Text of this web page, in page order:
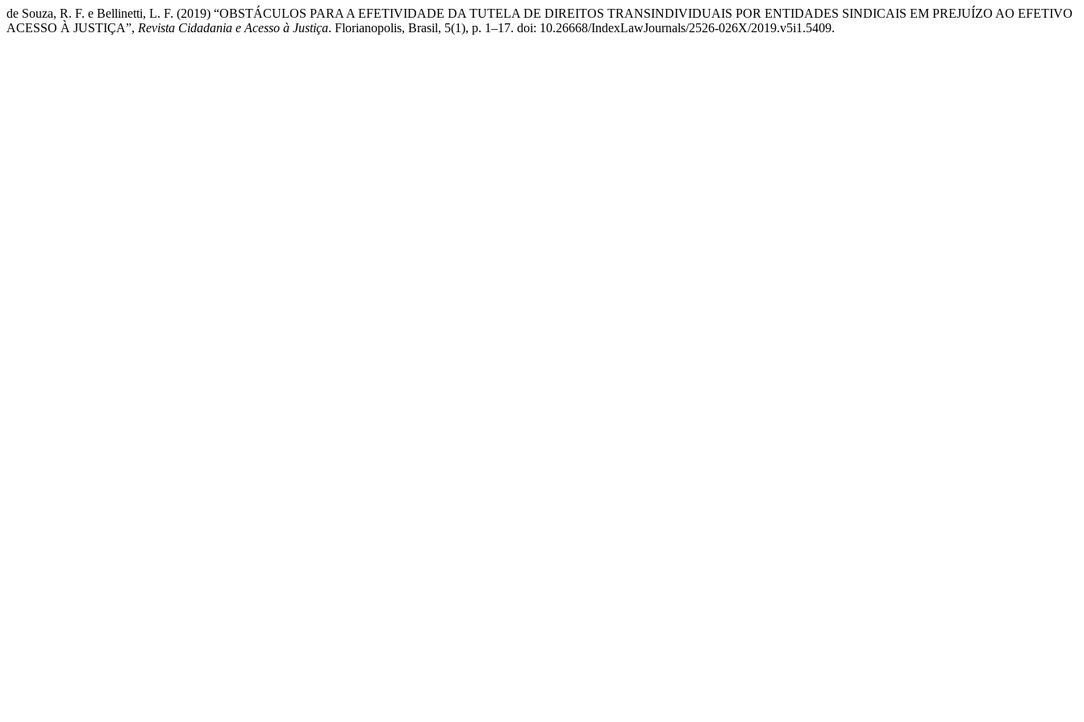
de Souza, R. F. e Bellinetti, L. F. (2019) “OBSTÁCULOS PARA A EFETIVIDADE DA TUTELA DE DIREITOS TRANSINDIVIDUAIS POR ENTIDADES SINDICAIS EM PREJUÍZO AO EFETIVO
ACESSO À JUSTIÇA”, Revista Cidadania e Acesso à Justiça. Florianopolis, Brasil, 5(1), p. 1–17. doi: 10.26668/IndexLawJournals/2526-026X/2019.v5i1.5409.